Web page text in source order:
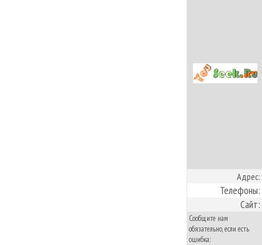
Адрес:
Телефоны:
Сайт:
Сообщите нам
обязательно, если есть
ошибка: